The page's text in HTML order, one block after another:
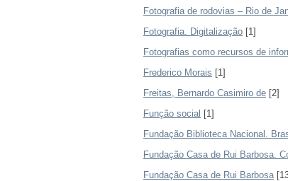
Fotografia de rodovias – Rio de
Fotografia. Digitalização [1]
Fotografias como recursos de
Frederico Morais [1]
Freitas, Bernardo Casimiro de [2]
Função social [1]
Fundação Biblioteca Nacional.
Fundação Casa de Rui Barbosa.
Fundação Casa de Rui Barbosa